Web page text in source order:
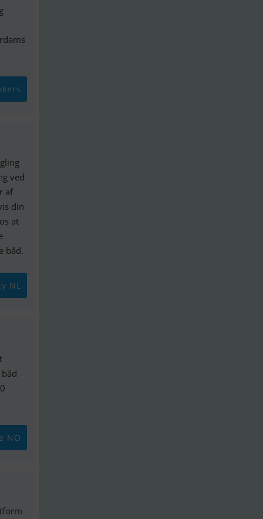
ved
af
din
at
båd.
NL
NO